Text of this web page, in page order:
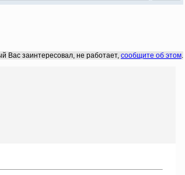
Вас заинтересовал, не работает, сообщите об этом.